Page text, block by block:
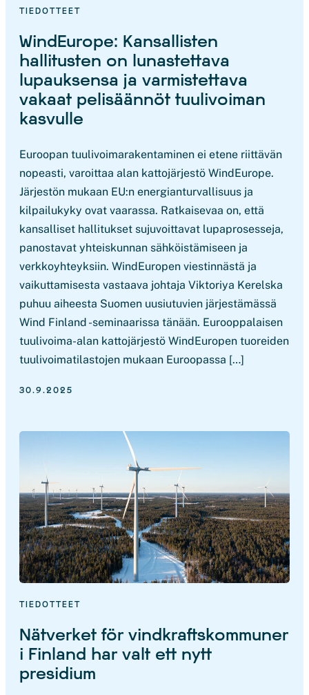
TIEDOTTEET
WindEurope: Kansallisten
hallitusten on lunastettava
lupauksensa ja varmistettava
vakaat pelisäännöt tuulivoiman
kasvulle
Euroopan tuulivoimarakentaminen ei etene riittävän
nopeasti, varoittaa alan kattojärjestö WindEurope.
Järjestön mukaan EU:n energianturvallisuus ja
kilpailukyky ovat vaarassa. Ratkaisevaa on, että
kansalliset hallitukset sujuvoittavat lupaprosesseja,
panostavat yhteiskunnan sähköistämiseen ja
verkkoyhteyksiin. WindEuropen viestinnästä ja
vaikuttamisesta vastaava johtaja Viktoriya Kerelska
puhuu aiheesta Suomen uusiutuvien järjestämässä
Wind Finland -seminaarissa tänään. Eurooppalaisen
tuulivoima-alan kattojärjestö WindEuropen tuoreiden
tuulivoimatilastojen mukaan Euroopassa […]
30.9.2025
TIEDOTTEET
Nätverket för vindkraftskommuner
i Finland har valt ett nytt
presidium